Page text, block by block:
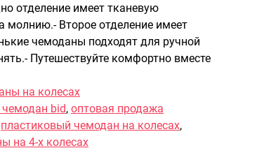
Чемоданы на колесах
Чемоданы детские
Пилоты на колесах
чемоданов
Бьюти-кейсы
Саквояжи
Распродажа
отделение имеет тканевую
молнию.- Второе отделение имеет
чемоданы подходят для ручной
Путешествуйте комфортно вместе
на колесах
чемодан bid, оптовая продажа
пластиковый чемодан на колесах,
на 4-х колесах